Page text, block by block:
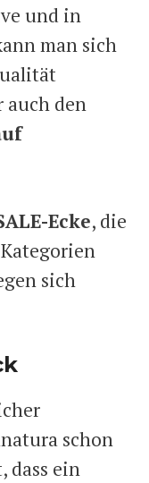
und in
man sich
auch den
Ecke, die
sich
schon
dass ein